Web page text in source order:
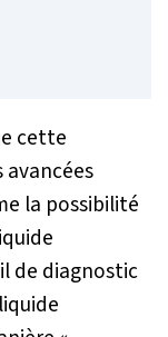
cette
la possibilité
de diagnostic